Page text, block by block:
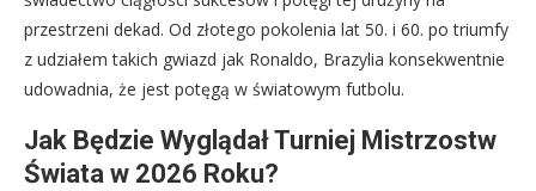
przestrzeni dekad. Od złotego pokolenia lat 50. i 60. po triumfy
z udziałem takich gwiazd jak Ronaldo, Brazylia konsekwentnie
udowadnia, że jest potęgą w światowym futbolu.
Jak Będzie Wyglądał Turniej Mistrzostw
Świata w 2026 Roku?